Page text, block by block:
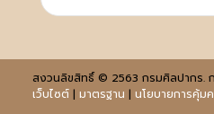
สงวนลิขสิทธิ์ © 2563 กรมศิลปากร.
เว็บไซต์| มาตรฐาน | นโยบายการคุ้ม